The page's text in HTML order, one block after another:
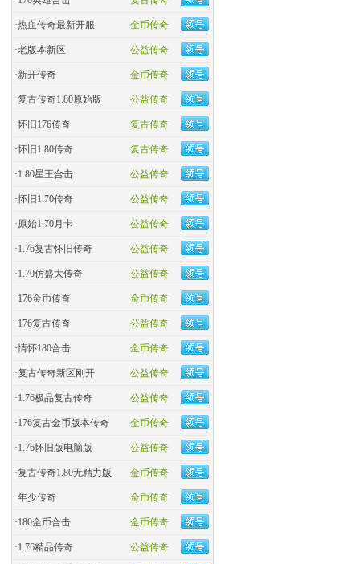
金币传奇
·热血传奇最新开服
公益传奇
·老版本新区
金币传奇
·新开传奇
公益传奇
·复古传奇1.80原始版
复古传奇
·怀旧176传奇
复古传奇
·怀旧1.80传奇
公益传奇
·1.80星王合击
公益传奇
·怀旧1.70传奇
公益传奇
·原始1.70月卡
公益传奇
·1.76复古怀旧传奇
公益传奇
·1.70仿盛大传奇
金币传奇
·176金币传奇
公益传奇
·176复古传奇
金币传奇
·情怀180合击
公益传奇
·复古传奇新区刚开
公益传奇
·1.76极品复古传奇
金币传奇
·176复古金币版本传奇
公益传奇
·1.76怀旧版电脑版
金币传奇
·复古传奇1.80无精力版
金币传奇
·年少传奇
金币传奇
·180金币合击
公益传奇
·​1.76精品传奇